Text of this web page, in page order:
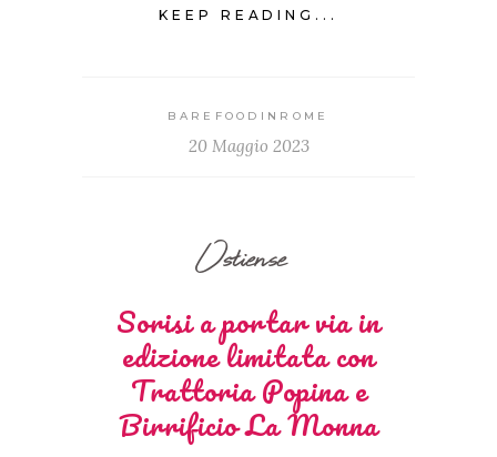
KEEP READING...
BAREFOODINROME
20 Maggio 2023
Ostiense
Sorisi a portar via in
edizione limitata con
Trattoria Popina e
Birrificio La Monna